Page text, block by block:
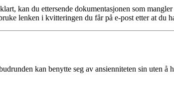
kan du ettersende dokumentasjonen som
lenken i kvitteringen du får på e-post etter at du
kan benytte seg av ansienniteten sin uten å